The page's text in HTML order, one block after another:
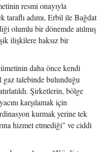
resmi onayıyla
adımı, Erbil ile Bağdat
olumlu bir dönemde atılmış
ilişkilere haksız bir
daha önce kendi
talebinde bulunduğu
Şirketlerin, bölge
karşılamak için
kurmak yerine tek
hizmet etmediği" ve ciddi